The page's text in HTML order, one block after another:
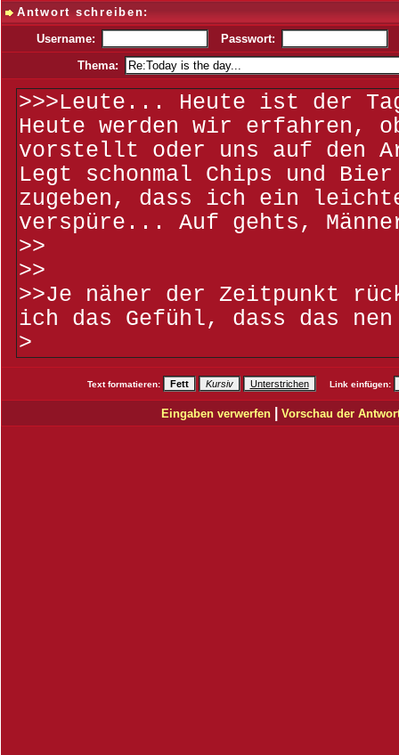
Antwort schreiben:
Username:
Passwort:
Thema:
Text formatieren: Link einfügen:
Eingaben verwerfen| Vorschau der